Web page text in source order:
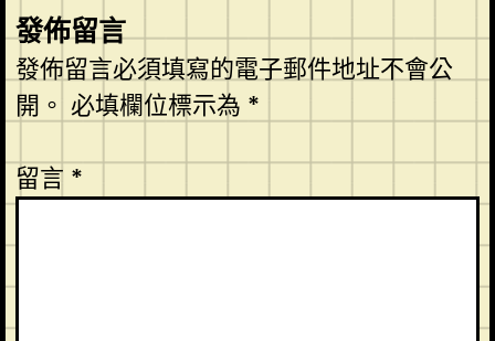
發佈留言
發佈留言必須填寫的電子郵件地址不會公
開。 必填欄位標示為 *
留言 *